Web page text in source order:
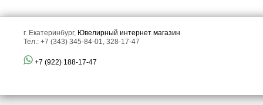
г. Екатеринбург, Ювелирный интернет магазин
Тел.: +7 (343) 345-84-01, 328-17-47
+7 (922) 188-17-47